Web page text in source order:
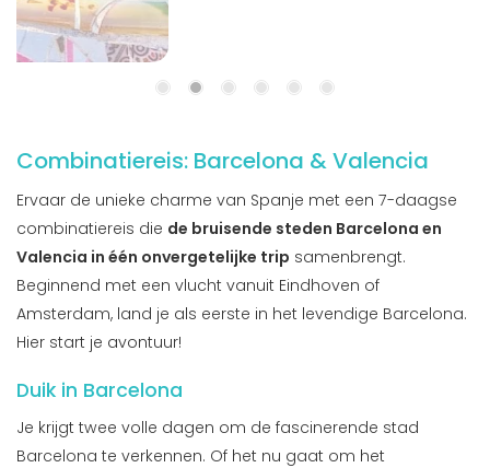
Combinatiereis: Barcelona & Valencia
Ervaar de unieke charme van Spanje met een 7-daagse
combinatiereis die de bruisende steden Barcelona en
Valencia in één onvergetelijke trip samenbrengt.
Beginnend met een vlucht vanuit Eindhoven of
Amsterdam, land je als eerste in het levendige Barcelona.
Hier start je avontuur!
Duik in Barcelona
Je krijgt twee volle dagen om de fascinerende stad
Barcelona te verkennen. Of het nu gaat om het